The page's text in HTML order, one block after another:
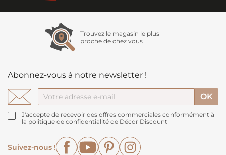
Trouvez le magasin le plus
proche de chez vous
Abonnez-vous à notre newsletter !
J'accepte de recevoir des offres commerciales conformément à
la politique de confidentialité de Décor Discount
Suivez-nous !
FacebookYouTubePinterest